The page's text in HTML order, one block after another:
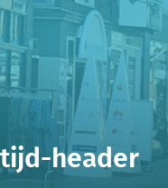
header